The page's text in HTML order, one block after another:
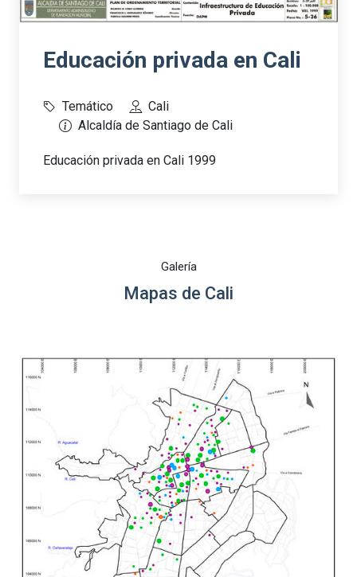
Educación privada en Cali
Temático
Cali
Alcaldía de Santiago de Cali
Educación privada en Cali 1999
Galería
Mapas de Cali